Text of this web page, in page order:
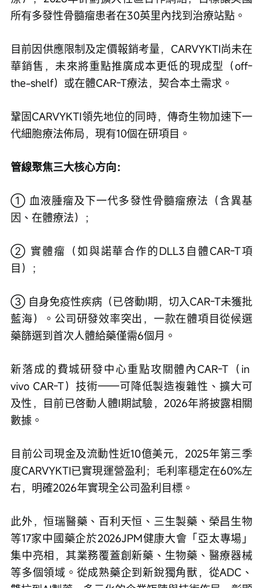
所有多發性骨髓瘤患者在30英里內找到治療站點。
目前因供應限制及定價報銷考量，CARVYKTI尚未在
華銷售，未來將重點推廣成本更低的現成型（off-
the-shelf）或在體CAR-T療法，契合本土需求。
鞏固CARVYKTI領先地位的同時，傳奇生物加速下一
代細胞療法佈局，現有10個在研項目。
管線聚焦三大核心方向：
① 血液腫瘤及下一代多發性骨髓瘤療法（含異基
因、在體療法）；
② 實體瘤（如與諾華合作的DLL3自體CAR-T項
目）；
③ 自身免疫性疾病（已啓動I期，切入CAR-T未獲批
藍海）。公司研發效率突出，一款在體項目從候選
藥篩選到首次人體給藥僅需6個月。
新落成的費城研發中心重點攻關體內CAR-T（in
vivo CAR-T）技術——可降低製造複雜性、擴大可
及性，目前已啓動人體I期試驗，2026年將披露相關
數據。
目前公司現金及流動性近10億美元，2025年第三季
度CARVYKTI已實現運營盈利；毛利率穩定在60%左
右，明確2026年實現全公司盈利目標。
此外，恒瑞醫藥、百利天恒、三生製藥、榮昌生物
等17家中國藥企於2026JPM健康大會「亞太專場」
集中亮相，其業務覆蓋創新藥、生物藥、醫療器械
等多個領域。從成熟藥企到新銳獨角獸，從ADC、